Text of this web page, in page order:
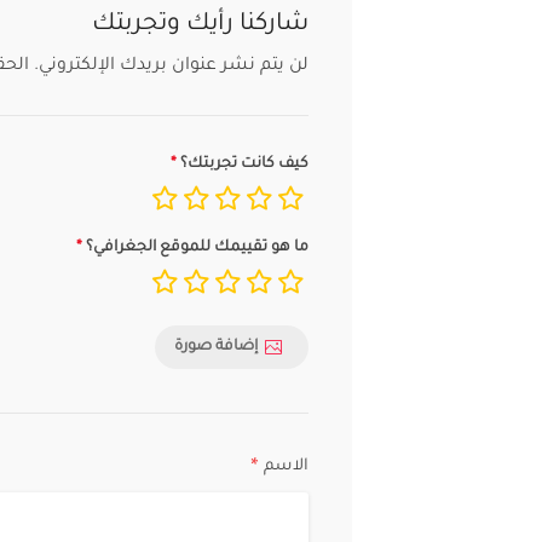
شاركنا رأيك وتجربتك
لن يتم نشر عنوان بريدك الإلكتروني.
كيف كانت تجربتك؟
ما هو تقييمك للموقع الجغرافي؟
إضافة صورة
الاسم *